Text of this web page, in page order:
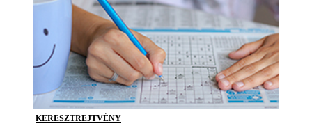
KERESZTREJTVÉNY